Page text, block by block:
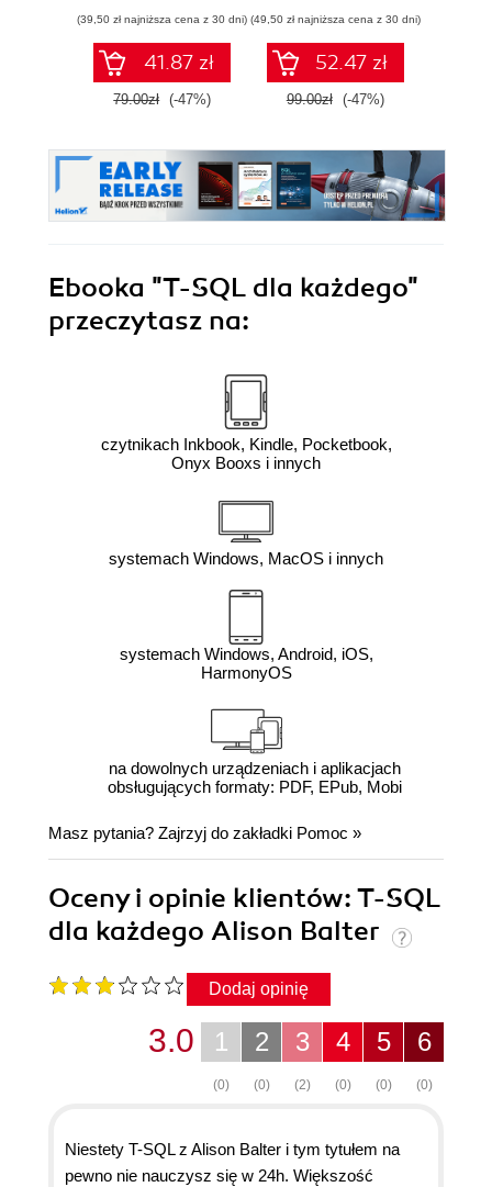
zaawansowany
SQL na potrzeby
praktycznych
zastosowań.
Wydanie IV
(39,50 zł najniższa cena z 30 dni)
41.87 zł
79.00zł (-47%)
(49,50 zł najniższa cena z 30 dni)
52.47 zł
99.00zł (-47%)
Ebooka "T-SQL dla każdego"
przeczytasz na:
czytnikach Inkbook, Kindle, Pocketbook,
Onyx Booxs i innych
systemach Windows, MacOS i innych
systemach Windows, Android, iOS,
HarmonyOS
na dowolnych urządzeniach i aplikacjach
obsługujących formaty: PDF, EPub, Mobi
Masz pytania? Zajrzyj do zakładki Pomoc »
Oceny i opinie klientów: T-SQL
dla każdego Alison Balter
Dodaj opinię
6
(0)
5
(0)
4
(0)
3
(2)
2
(0)
1
(0)
3.0
Niestety T-SQL z Alison Balter i tym tytułem na
pewno nie nauczysz się w 24h. Większość